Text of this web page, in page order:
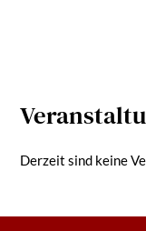
Derzeit sind keine